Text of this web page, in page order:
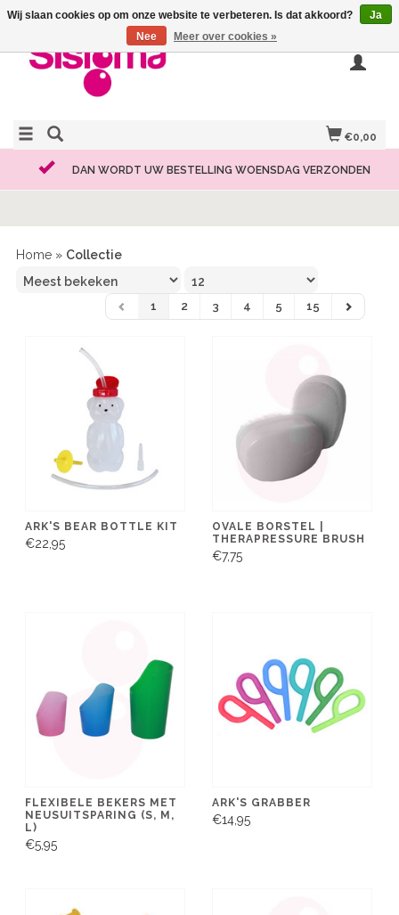
€0,00
DAN WORDT UW BESTELLING WOENSDAG VERZONDEN
Home » Collectie
1 2 3 4 5 15
ARK'S BEAR BOTTLE KIT
€22,95
OVALE BORSTEL |
THERAPRESSURE BRUSH
€7,75
FLEXIBELE BEKERS MET
NEUSUITSPARING (S, M,
L)
€5,95
ARK'S GRABBER
€14,95
Wij slaan cookies op om onze website te verbeteren. Is dat akkoord?
Ja
Nee
Meer over cookies »